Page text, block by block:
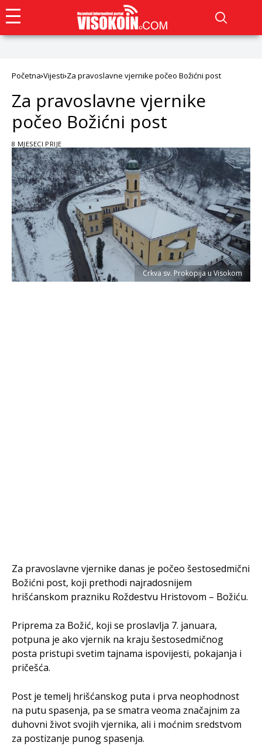
Početna Vijesti Za pravoslavne vjernike počeo Božićni post
Za pravoslavne vjernike
počeo Božićni post
8 MJESECI PRIJE
Crkva sv. Prokopija u Visokom
Za pravoslavne vjernike danas je počeo šestosedmični
Božićni post, koji prethodi najradosnijem
hrišćanskom prazniku Roždestvu Hristovom – Božiću.
Priprema za Božić, koji se proslavlja 7. januara,
potpuna je ako vjernik na kraju šestosedmičnog
posta pristupi svetim tajnama ispovijesti, pokajanja i
pričešća.
Post je temelj hrišćanskog puta i prva neophodnost
na putu spasenja, pa se smatra veoma značajnim za
duhovni život svojih vjernika, ali i moćnim sredstvom
za postizanje punog spasenja.